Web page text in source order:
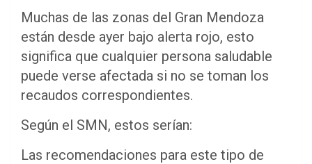
Muchas de las zonas del Gran Mendoza
están desde ayer bajo alerta rojo, esto
significa que cualquier persona saludable
puede verse afectada si no se toman los
recaudos correspondientes.
Según el SMN, estos serían:
Las recomendaciones para este tipo de